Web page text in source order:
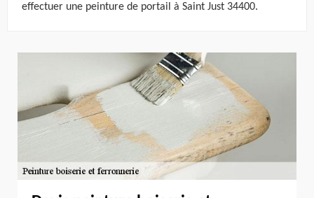
effectuer une peinture de portail à Saint Just 34400.